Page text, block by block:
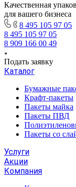
Качественная
для вашего бизнеса
8 495 105 97 05
8 495 105 97 05
8 909 166 00 49
Подать заявку
Каталог
Бумажные
Крафт-пакеты
Пакеты майка
Пакеты ПВД
Пакеты со
Услуги
Акции
Компания